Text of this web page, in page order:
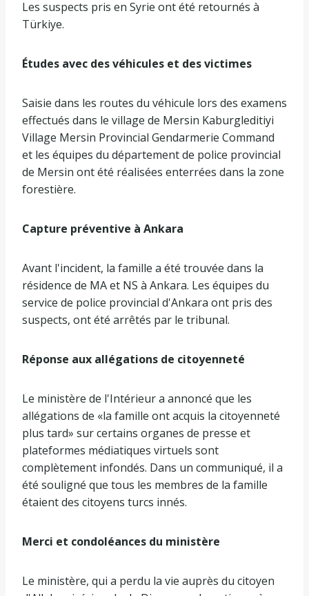
Les suspects pris en Syrie ont été retournés à
Türkiye.
Études avec des véhicules et des victimes
Saisie dans les routes du véhicule lors des examens
effectués dans le village de Mersin Kaburgleditiyi
Village Mersin Provincial Gendarmerie Command
et les équipes du département de police provincial
de Mersin ont été réalisées enterrées dans la zone
forestière.
Capture préventive à Ankara
Avant l'incident, la famille a été trouvée dans la
résidence de MA et NS à Ankara. Les équipes du
service de police provincial d'Ankara ont pris des
suspects, ont été arrêtés par le tribunal.
Réponse aux allégations de citoyenneté
Le ministère de l'Intérieur a annoncé que les
allégations de «la famille ont acquis la citoyenneté
plus tard» sur certains organes de presse et
plateformes médiatiques virtuels sont
complètement infondés. Dans un communiqué, il a
été souligné que tous les membres de la famille
étaient des citoyens turcs innés.
Merci et condoléances du ministère
Le ministère, qui a perdu la vie auprès du citoyen